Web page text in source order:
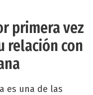
primera vez
relación con
es una de las